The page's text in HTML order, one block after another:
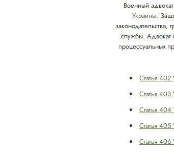
Военный
Украины.
службы. Адвокат
процессуальных
Статья
Статья
Статья
Статья
Статья